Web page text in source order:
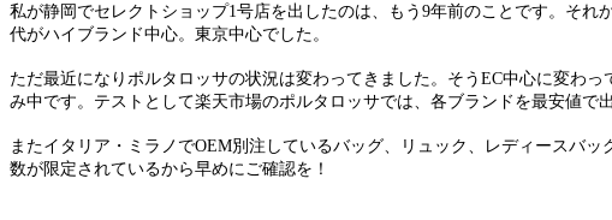
私が静岡でセレクトショップ1号店を出したのは、もう9年前のことです。そ
代がハイブランド中心。東京中心でした。
ただ最近になりポルタロッサの状況は変わってきました。そうEC中心に変わ
み中です。テストとして楽天市場のポルタロッサでは、各ブランドを最安値で
またイタリア・ミラノでOEM別注しているバッグ、リュック、レディースバッ
数が限定されているから早めにご確認を！